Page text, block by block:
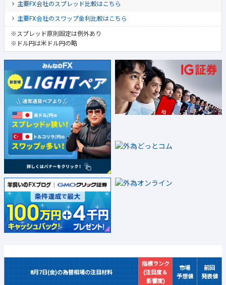
主要FX会社のスプレッド比較はこちら
主要FX会社のスワップ金利比較はこちら
※スプレッド原則固定は例外あり
※ドル円は米ドル円の略
8月7日(金)の為替相場の注目材料
指標ランク
(注目度＆
影響度)
市場
予想値
前回
発表値